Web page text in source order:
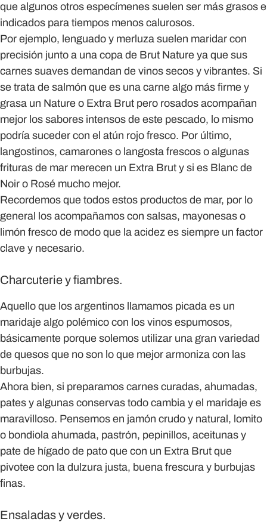
que algunos otros especímenes suelen ser más grasos e
indicados para tiempos menos calurosos.
Por ejemplo, lenguado y merluza suelen maridar con
precisión junto a una copa de Brut Nature ya que sus
carnes suaves demandan de vinos secos y vibrantes. Si
se trata de salmón que es una carne algo más firme y
grasa un Nature o Extra Brut pero rosados acompañan
mejor los sabores intensos de este pescado, lo mismo
podría suceder con el atún rojo fresco. Por último,
langostinos, camarones o langosta frescos o algunas
frituras de mar merecen un Extra Brut y si es Blanc de
Noir o Rosé mucho mejor.
Recordemos que todos estos productos de mar, por lo
general los acompañamos con salsas, mayonesas o
limón fresco de modo que la acidez es siempre un factor
clave y necesario.
Charcuterie y fiambres.
Aquello que los argentinos llamamos picada es un
maridaje algo polémico con los vinos espumosos,
básicamente porque solemos utilizar una gran variedad
de quesos que no son lo que mejor armoniza con las
burbujas.
Ahora bien, si preparamos carnes curadas, ahumadas,
pates y algunas conservas todo cambia y el maridaje es
maravilloso. Pensemos en jamón crudo y natural, lomito
o bondiola ahumada, pastrón, pepinillos, aceitunas y
pate de hígado de pato que con un Extra Brut que
pivotee con la dulzura justa, buena frescura y burbujas
finas.
Ensaladas y verdes.